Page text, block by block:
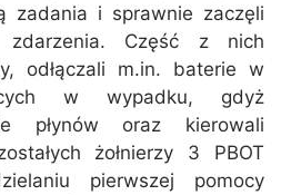
zadania i sprawnie zaczęli
zdarzenia. Część z nich
odłączali m.in. baterie w
w wypadku, gdyż
płynów oraz kierowali
żołnierzy 3 PBOT
pierwszej pomocy